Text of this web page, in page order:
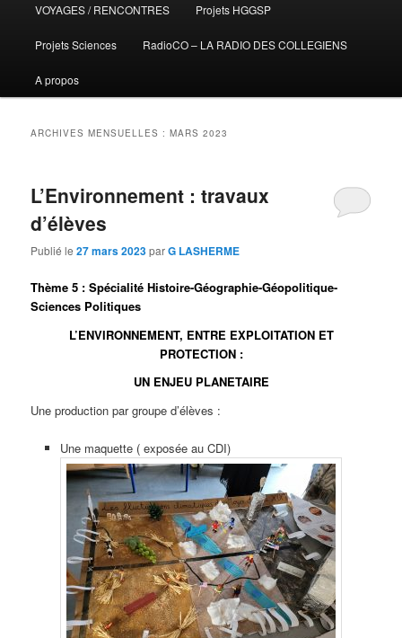
VOYAGES / RENCONTRES Projets HGGSP
Projets Sciences RadioCO – LA RADIO DES COLLEGIENS
A propos
ARCHIVES MENSUELLES :MARS 2023
L’Environnement : travaux
d’élèves
Publié le27 mars 2023parG LASHERME
Thème 5 : Spécialité Histoire-Géographie-Géopolitique-
Sciences Politiques
L’ENVIRONNEMENT, ENTRE EXPLOITATION ET
PROTECTION :
UN ENJEU PLANETAIRE
Une production par groupe d’élèves :
Une maquette ( exposée au CDI)